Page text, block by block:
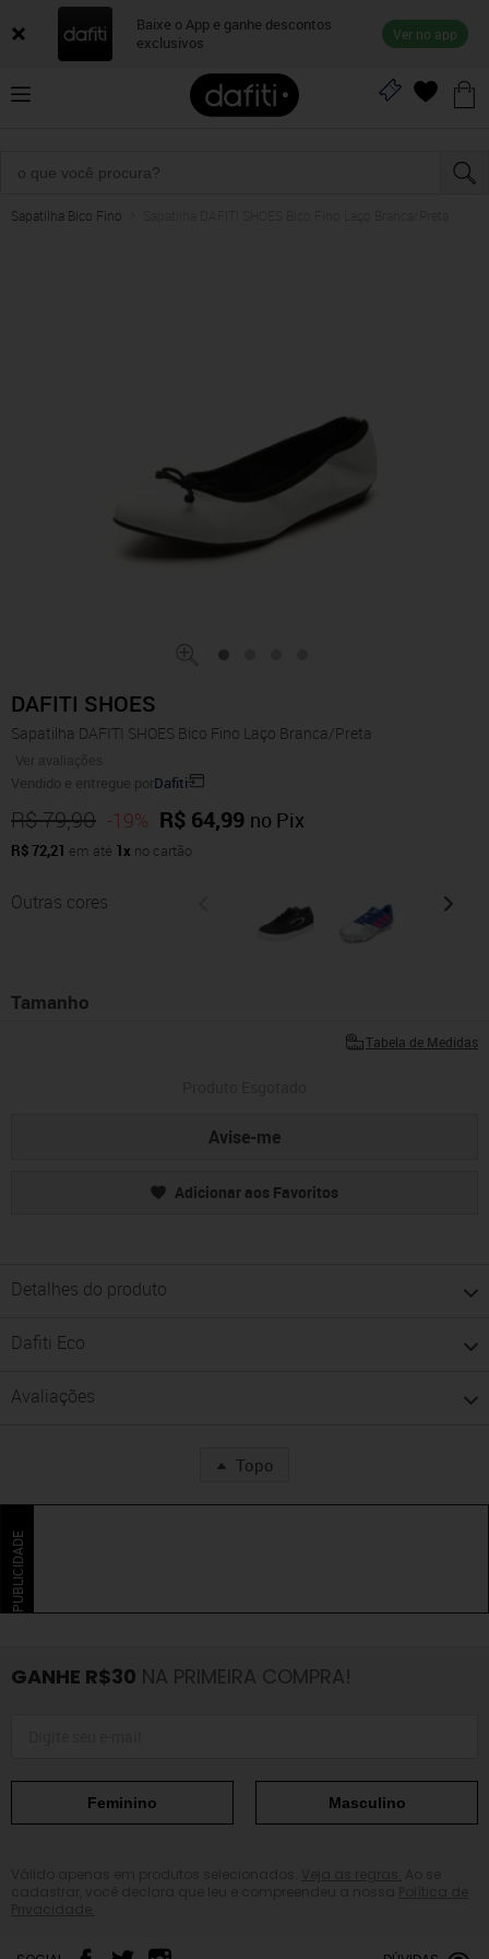
Baixe o App e ganhe descontos
exclusivos
Ver no app
Sapatilha Bico Fino
DAFITI SHOES
Sapatilha DAFITI SHOES Bico Fino Laço Branca/Preta
Ver avaliações
Vendido e entregue porDafiti
R$ 79,90 -19% R$ 64,99 no Pix
R$ 72,21 em até 1x no cartão
Outras cores
Tamanho
Tabela de Medidas
Avise-me
Adicionar aos Favoritos
Detalhes do produto
Dafiti Eco
Avaliações
Topo
PUBLICIDADE
GANHE R$30 NA PRIMEIRA COMPRA!
Feminino Masculino